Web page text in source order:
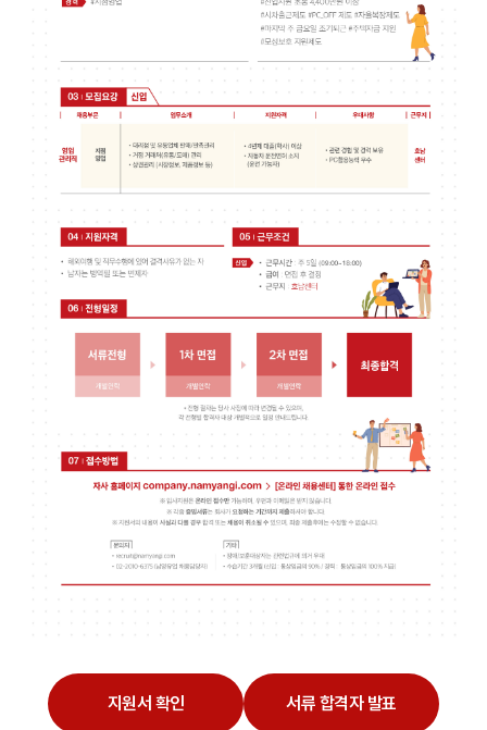
지원서 확인 서류 합격자 발표